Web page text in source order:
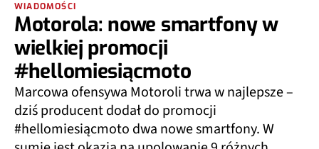
WIADOMOŚCI
Motorola: nowe smartfony w
wielkiej promocji
#hellomiesiącmoto
Marcowa ofensywa Motoroli trwa w najlepsze –
dziś producent dodał do promocji
#hellomiesiącmoto dwa nowe smartfony. W